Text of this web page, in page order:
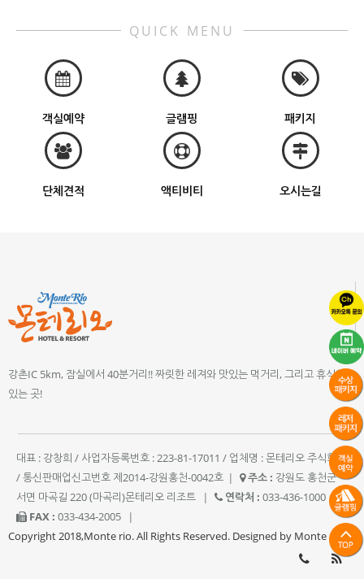
QUICK MENU
객실예약 글램핑 패키지
단체견적 액티비티 오시는길
강촌IC 5km, 잠실에서 40분거리!! 짜릿한 레져와 맛있는 먹거리, 그리고 휴식이
있는 곳!
대표 : 강창희 / 사업자등록번호 : 223-81-17011 / 업체명 : 몬테리오 주식회사
/ 통신판매업신고번호 제2014-강원홍천-0042호 | 주소 : 강원도 홍천군
서면 마곡길 220 (마곡리)몬테리오 리조트
| 연락처 : 033-436-1000
|
FAX : 033-434-2005
|
Copyright 2018,Monte rio. All Rights Reserved. Designed by Monte rio.